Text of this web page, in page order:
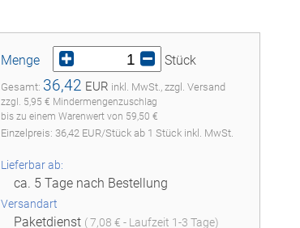
Menge Stück
Gesamt: 36,42 EUR inkl. MwSt., zzgl. Versand
zzgl. 5,95 € Mindermengenzuschlag
bis zu einem Warenwert von 59,50 €
Einzelpreis: 36,42EUR/Stückab 1 Stück inkl. MwSt.
Lieferbar ab:
ca. 5 Tage nach Bestellung
Versandart
Paketdienst ( 7,08 € - Laufzeit 1-3 Tage)